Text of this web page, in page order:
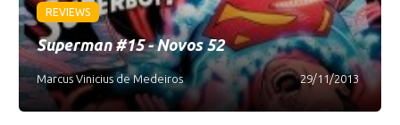
REVIEWS
Superman #15 - Novos 52
Marcus Vinicius de Medeiros 29/11/2013